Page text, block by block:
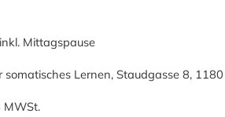
Mittagspause
somatisches Lernen, Staudgasse 8,
MWSt.